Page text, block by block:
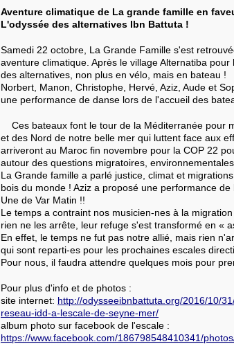
Aventure climatique de La grande famille en
L'odyssée des alternatives Ibn Battuta !
Samedi 22 octobre, La Grande Famille s'est
aventure climatique. Après le village Alternatiba
des alternatives, non plus en vélo, mais en bateau !
Norbert, Manon, Christophe, Hervé, Aziz, Aude et
une performance de danse lors de l'accueil des
Ces bateaux font le tour de la Méditerranée pour
et des Nord de notre belle mer qui luttent face aux
arriveront au Maroc fin novembre pour la COP 22
autour des questions migratoires,
La Grande famille a parlé justice, climat et
bois du monde ! Aziz a proposé une performance
Une de Var Matin !!
Le temps a contraint nos musicien-nes à la
rien ne les arrête, leur refuge s'est transformé en «
En effet, le temps ne fut pas notre allié, mais rien
qui sont reparti-es pour les prochaines escales
Pour nous, il faudra attendre quelques mois pour
Pour plus d'info et de photos :
site internet: http://odysseeibnbattuta.org/2016/10/
reseau-idd-a-lescale-de-seyne-mer/
album photo sur facebook de l'escale :
https://www.facebook.com/186798548410341/